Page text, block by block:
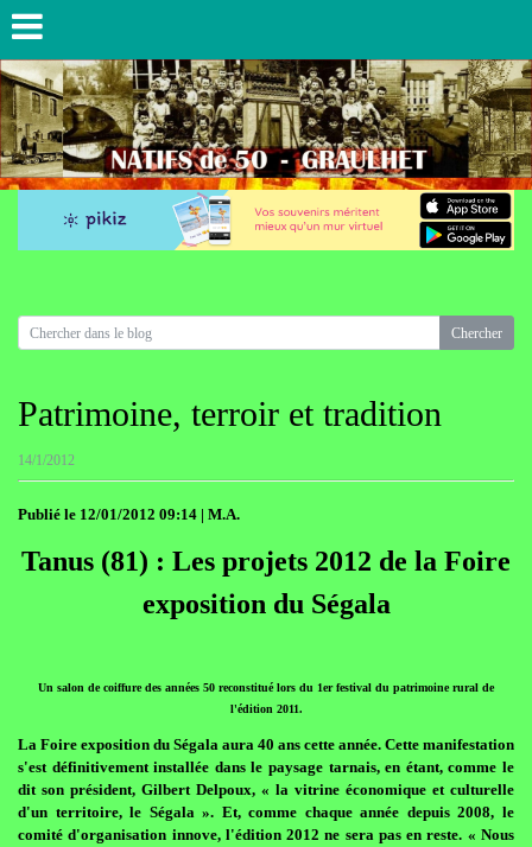
Patrimoine, terroir et tradition
14/1/2012
Publié le 12/01/2012 09:14 | M.A.
Tanus (81) : Les projets 2012 de la Foire
exposition du Ségala
Un salon de coiffure des années 50 reconstitué lors du 1er festival du patrimoine rural de
l'édition 2011.
La Foire exposition du Ségala aura 40 ans cette année. Cette manifestation
s'est définitivement installée dans le paysage tarnais, en étant, comme le
dit son président, Gilbert Delpoux, « la vitrine économique et culturelle
d'un territoire, le Ségala ». Et, comme chaque année depuis 2008, le
comité d'organisation innove, l'édition 2012 ne sera pas en reste. « Nous